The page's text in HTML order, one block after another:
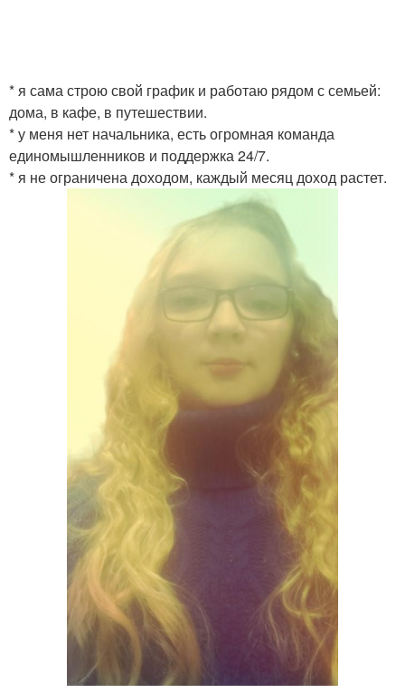
* я сама строю свой график и работаю рядом с семьей:
дома, в кафе, в путешествии.
* у меня нет начальника, есть огромная команда
единомышленников и поддержка 24/7.
* я не ограничена доходом, каждый месяц доход растет.